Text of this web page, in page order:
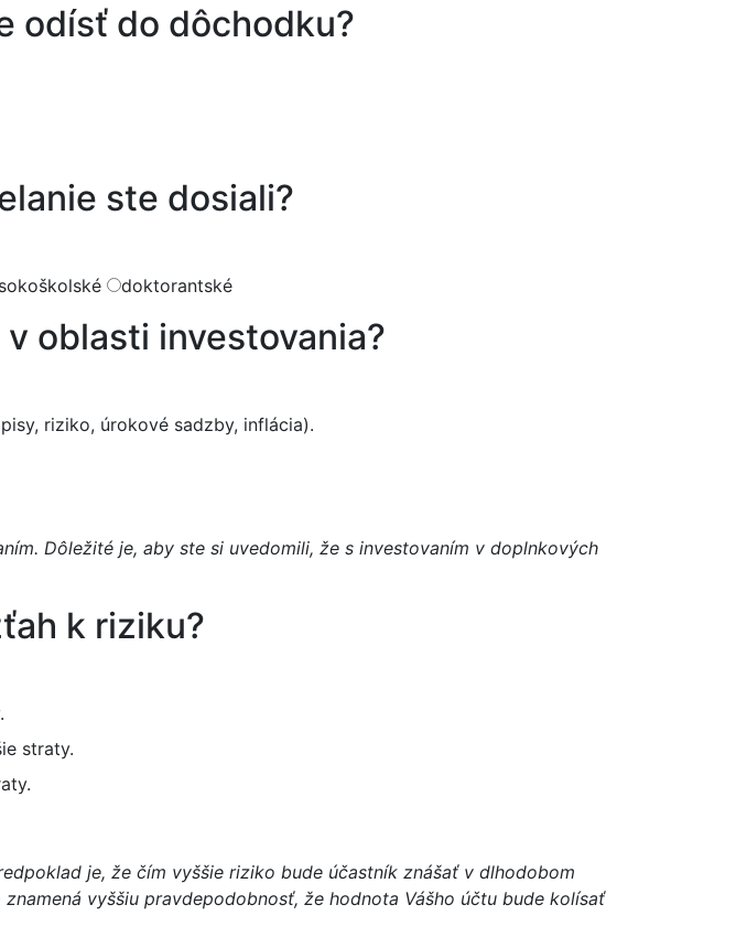
odísť do dôchodku?
ste dosiali?
doktorantské
oblasti investovania?
riziko, úrokové sadzby, inflácia).
Dôležité je, aby ste si uvedomili, že s investovaním v doplnkových
k riziku?
straty.
je, že čím vyššie riziko bude účastník znášať v dlhodobom
vyššiu pravdepodobnosť, že hodnota Vášho účtu bude kolísať